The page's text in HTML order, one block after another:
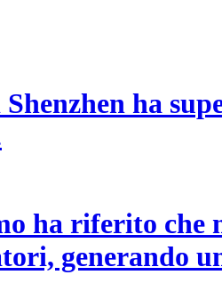
ha
ha riferito che
generando